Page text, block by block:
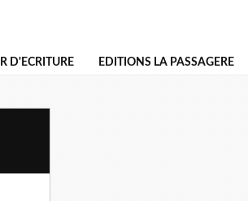
D'ECRITURE EDITIONS LA PASSAGERE